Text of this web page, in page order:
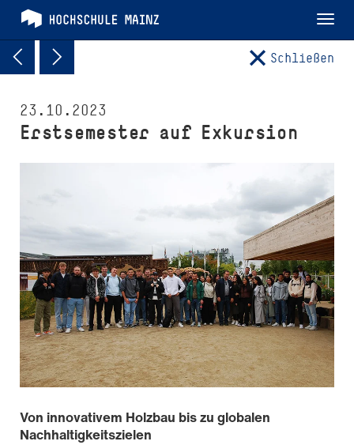
Schließen
23.10.2023
Erstsemester auf Exkursion
Von innovativem Holzbau bis zu globalen
Nachhaltigkeitszielen